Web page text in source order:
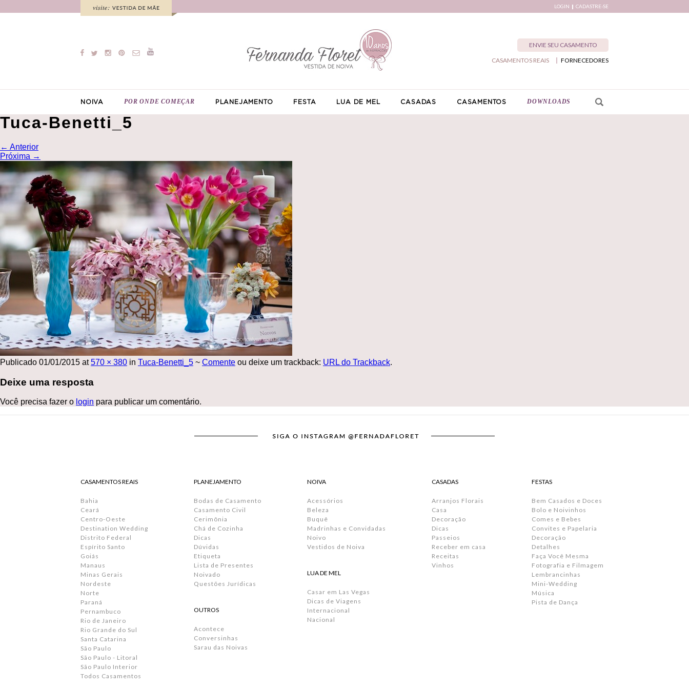
LOGIN CADASTRE-SE
ENVIE SEU CASAMENTO
FORNECEDORES
CASAMENTOS REAIS
NOIVA POR ONDE COMEÇAR PLANEJAMENTO FESTA LUA DE MEL CASADAS CASAMENTOS DOWNLOADS
Tuca-Benetti_5
← Anterior
Próxima →
Publicado 01/01/2015 at570 × 380 in Tuca-Benetti_5 ~ Comente ou deixe um trackback: URL do Trackback.
Deixe uma resposta
Você precisa fazer o login para publicar um comentário.
CASAMENTOS REAIS
Bahia
Ceará
Centro-Oeste
Destination Wedding
Distrito Federal
Espírito Santo
Goiás
Manaus
Minas Gerais
Nordeste
Norte
Paraná
Pernambuco
Rio de Janeiro
Rio Grande do Sul
Santa Catarina
São Paulo
São Paulo - Litoral
São Paulo Interior
Todos Casamentos
PLANEJAMENTO
Bodas de Casamento
Casamento Civil
Cerimônia
Chá de Cozinha
Dicas
Dúvidas
Etiqueta
Lista de Presentes
Noivado
Questões Jurídicas
OUTROS
Acontece
Conversinhas
Sarau das Noivas
NOIVA
Acessórios
Beleza
Buquê
Madrinhas e Convidadas
Noivo
Vestidos de Noiva
LUA DE MEL
Casar em Las Vegas
Dicas de Viagens
Internacional
Nacional
CASADAS
Arranjos Florais
Casa
Decoração
Dicas
Passeios
Receber em casa
Receitas
Vinhos
FESTAS
Bem Casados e Doces
Bolo e Noivinhos
Comes e Bebes
Convites e Papelaria
Decoração
Detalhes
Faça Você Mesma
Fotografia e Filmagem
Lembrancinhas
Mini-Wedding
Música
Pista de Dança